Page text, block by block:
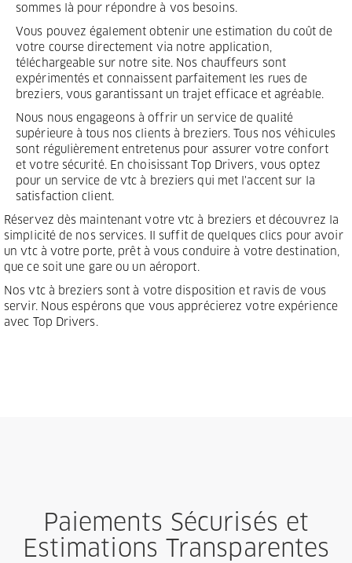
sommes là pour répondre à vos besoins.
Vous pouvez également obtenir une estimation du coût de
votre course directement via notre application,
téléchargeable sur notre site. Nos chauffeurs sont
expérimentés et connaissent parfaitement les rues de
breziers, vous garantissant un trajet efficace et agréable.
Nous nous engageons à offrir un service de qualité
supérieure à tous nos clients à breziers. Tous nos véhicules
sont régulièrement entretenus pour assurer votre confort
et votre sécurité. En choisissant Top Drivers, vous optez
pour un service de vtc à breziers qui met l'accent sur la
satisfaction client.
Réservez dès maintenant votre vtc à breziers et découvrez la
simplicité de nos services. Il suffit de quelques clics pour avoir
un vtc à votre porte, prêt à vous conduire à votre destination,
que ce soit une gare ou un aéroport.
Nos vtc à breziers sont à votre disposition et ravis de vous
servir. Nous espérons que vous apprécierez votre expérience
avec Top Drivers.
Paiements Sécurisés et
Estimations Transparentes